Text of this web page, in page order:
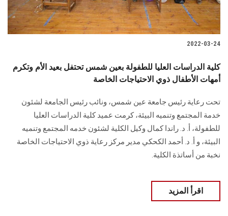
الدراسات العليا
الزائـرون
سجل الان
2022-03-24
كلية الدراسات العليا للطفولة بعين شمس تحتفل بعيد الأم وتكرم
أمهات الأطفال ذوي الاحتياجات الخاصة
تحت رعاية رئيس جامعة عين شمس، ونائب رئيس الجامعة لشئون
خدمة المجتمع وتنميه البيئة، كرمت عميد كلية الدراسات العليا
للطفولة، أ. د. راندا كمال وكيل الكلية لشئون خدمه المجتمع وتنميه
البيئة، و أ. د. أحمد الكحكي مدير مركز رعاية ذوي الاحتياجات الخاصة
نخبة من أساتذة الكلية.
اقرأ المزيد